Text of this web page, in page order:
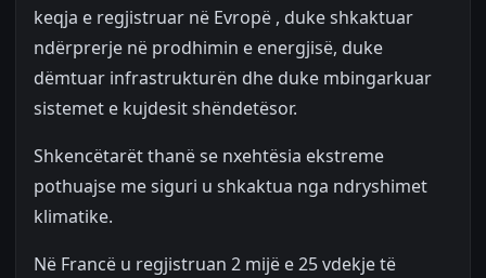
keqja e regjistruar në Evropë , duke shkaktuar
ndërprerje në prodhimin e energjisë, duke
dëmtuar infrastrukturën dhe duke mbingarkuar
sistemet e kujdesit shëndetësor.
Shkencëtarët thanë se nxehtësia ekstreme
pothuajse me siguri u shkaktua nga ndryshimet
klimatike.
Në Francë u regjistruan 2 mijë e 25 vdekje të